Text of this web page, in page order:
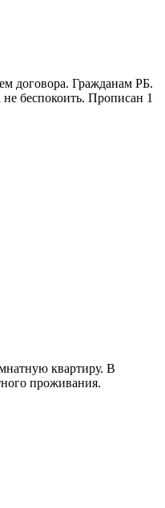
договора. Гражданам РБ.
беспокоить. Прописан 1
квартиру. В
проживания.